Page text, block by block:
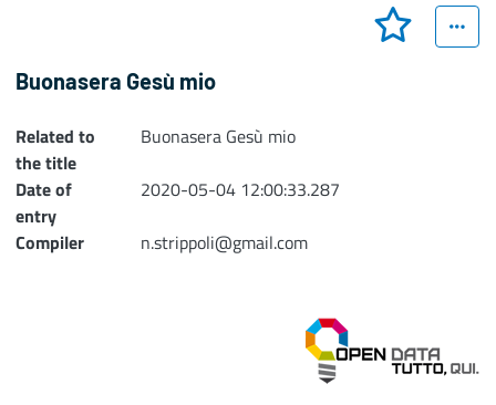
Buonasera Gesù mio
Related to
the title
Buonasera Gesù mio
Date of
entry
2020-05-04 12:00:33.287
Compiler
n.strippoli@gmail.com